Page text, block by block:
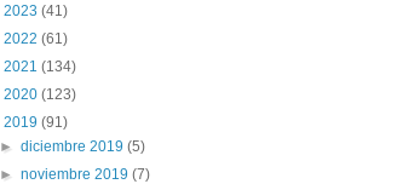
2023 (41)
2022 (61)
2021 (134)
2020 (123)
2019 (91)
►diciembre 2019(5)
►noviembre 2019(7)